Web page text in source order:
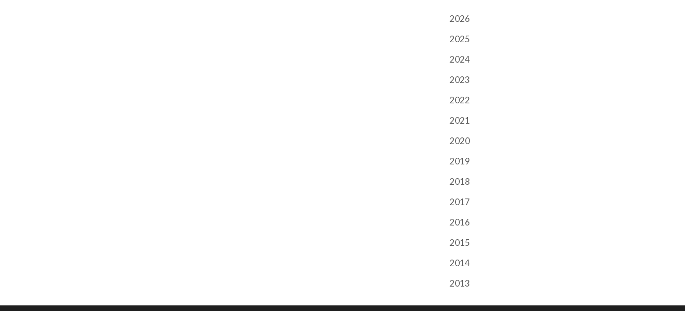
2026
2025
2024
2023
2022
2021
2020
2019
2018
2017
2016
2015
2014
2013